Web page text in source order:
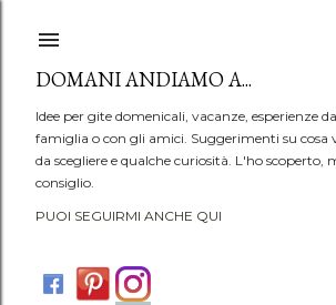
DOMANI ANDIAMO A...
Idee per gite domenicali, vacanze, esperienze
famiglia o con gli amici. Suggerimenti su cosa
da scegliere e qualche curiosità. L'ho scoperto,
consiglio.
PUOI SEGUIRMI ANCHE QUI